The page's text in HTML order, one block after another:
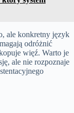
ale konkretny język
odróżnić
więź. Warto je
ale nie rozpoznaje